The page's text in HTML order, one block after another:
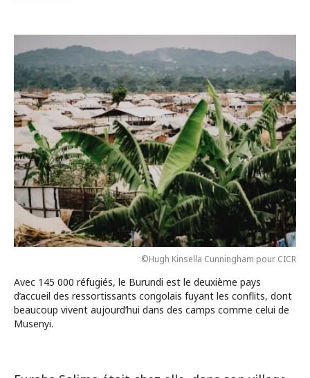
©Hugh Kinsella Cunningham pour CICR
Avec 145 000 réfugiés, le Burundi est le deuxième pays
d’accueil des ressortissants congolais fuyant les conflits, dont
beaucoup vivent aujourd’hui dans des camps comme celui de
Musenyi.